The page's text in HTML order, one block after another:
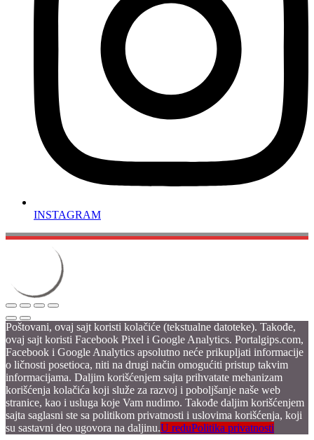
INSTAGRAM
Poštovani, ovaj sajt koristi kolačiće (tekstualne datoteke). Takođe,
ovaj sajt koristi Facebook Pixel i Google Analytics. Portalgips.com,
Facebook i Google Analytics apsolutno neće prikupljati informacije
o ličnosti posetioca, niti na drugi način omogućiti pristup takvim
informacijama. Daljim korišćenjem sajta prihvatate mehanizam
korišćenja kolačića koji služe za razvoj i poboljšanje naše web
stranice, kao i usluga koje Vam nudimo. Takođe daljim korišćenjem
sajta saglasni ste sa politikom privatnosti i uslovima korišćenja, koji
su sastavni deo ugovora na daljinu.U reduPolitika privatnosti